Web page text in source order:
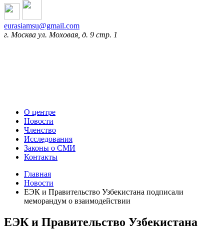
eurasiamsu@gmail.com
г. Москва ул. Моховая, д. 9 стр. 1
О центре
Новости
Членство
Исследования
Законы о СМИ
Контакты
Главная
Новости
ЕЭК и Правительство Узбекистана подписали
меморандум о взаимодействии
ЕЭК и Правительство Узбекистана